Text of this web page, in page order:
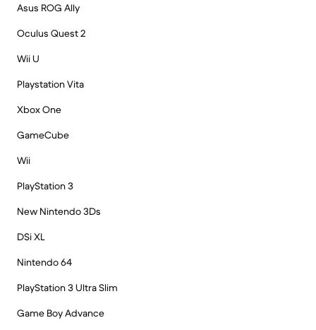
Asus ROG Ally
Oculus Quest 2
Wii U
Playstation Vita
Xbox One
GameCube
Wii
PlayStation 3
New Nintendo 3Ds
DSi XL
Nintendo 64
PlayStation 3 Ultra Slim
Game Boy Advance